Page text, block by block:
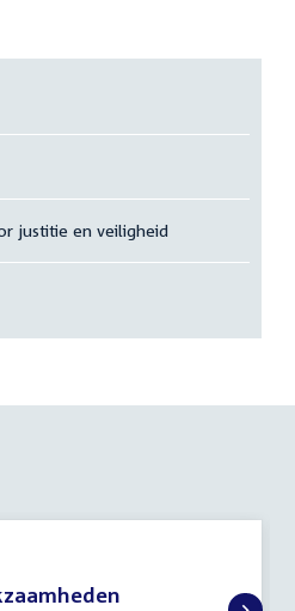
justitie en veiligheid